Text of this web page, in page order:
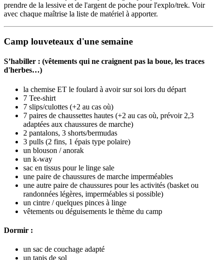
prendre de la lessive et de l'argent de poche pour l'explo/trek. Voir
avec chaque maîtrise la liste de matériel à apporter.
Camp louveteaux d'une semaine
S’habiller : (vêtements qui ne craignent pas la boue, les traces
d'herbes…)
la chemise ET le foulard à avoir sur soi lors du départ
7 Tee-shirt
7 slips/culottes (+2 au cas où)
7 paires de chaussettes hautes (+2 au cas où, prévoir 2,3
adaptées aux chaussures de marche)
2 pantalons, 3 shorts/bermudas
3 pulls (2 fins, 1 épais type polaire)
un blouson / anorak
un k-way
sac en tissus pour le linge sale
une paire de chaussures de marche imperméables
une autre paire de chaussures pour les activités (basket ou
randonnées légères, imperméables si possible)
un cintre / quelques pinces à linge
vêtements ou déguisements le thème du camp
Dormir :
un sac de couchage adapté
un tapis de sol